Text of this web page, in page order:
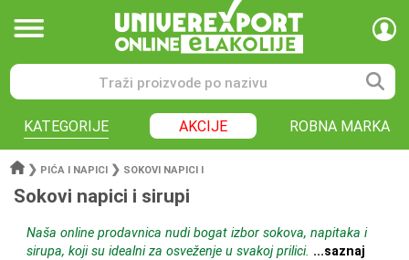
KATEGORIJE AKCIJE ROBNA MARKA
❯ PIĆA I NAPICI ❯ SOKOVI NAPICI I
Sokovi napici i sirupi
Naša online prodavnica nudi bogat izbor sokova, napitaka i
sirupa, koji su idealni za osveženje u svakoj prilici. ...saznaj